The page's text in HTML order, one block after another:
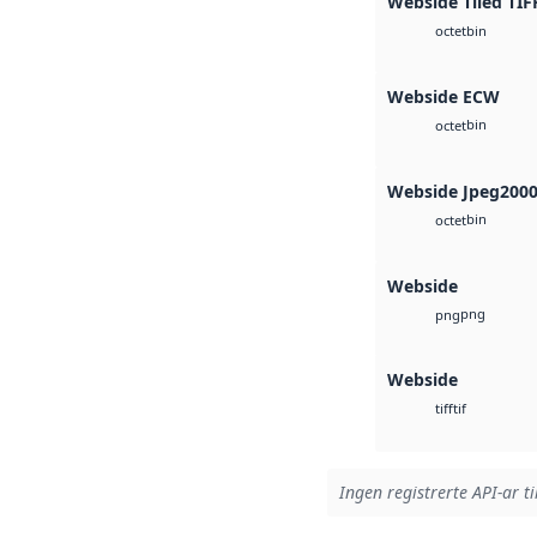
octetbin
Webside ECW
octetbin
Webside Jpeg2000
octetbin
Webside
pngpng
Webside
tifftif
Ingen registrerte API-ar